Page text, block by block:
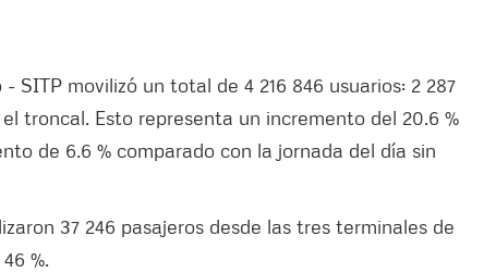
movilizó un total de 4 216 846 usuarios: 2 287
troncal. Esto representa un incremento del 20.6 %
de 6.6 % comparado con la jornada del día sin
37 246 pasajeros desde las tres terminales de
%.